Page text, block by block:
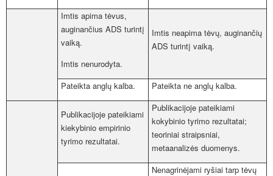
Imtis apima tėvus,
auginančius ADS turintį
vaiką.
Imtis nenurodyta.
Imtis neapima tėvų, auginančių
ADS turintį vaiką.
Pateikta anglų kalba. Pateikta ne anglų kalba.
Publikacijoje pateikiami
kiekybinio empirinio
tyrimo rezultatai.
Publikacijoje pateikiami
kokybinio tyrimo rezultatai;
teoriniai straipsniai,
metaanalizės duomenys.
Nenagrinėjami ryšiai tarp tėvų